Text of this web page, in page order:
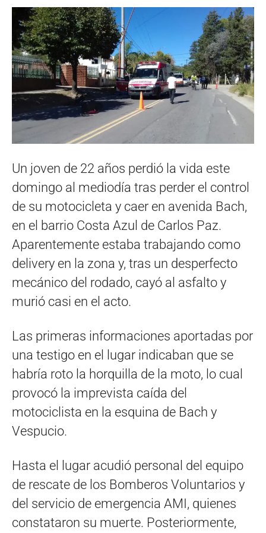
Un joven de 22 años perdió la vida este
domingo al mediodía tras perder el control
de su motocicleta y caer en avenida Bach,
en el barrio Costa Azul de Carlos Paz.
Aparentemente estaba trabajando como
delivery en la zona y, tras un desperfecto
mecánico del rodado, cayó al asfalto y
murió casi en el acto.
Las primeras informaciones aportadas por
una testigo en el lugar indicaban que se
habría roto la horquilla de la moto, lo cual
provocó la imprevista caída del
motociclista en la esquina de Bach y
Vespucio.
Hasta el lugar acudió personal del equipo
de rescate de los Bomberos Voluntarios y
del servicio de emergencia AMI, quienes
constataron su muerte. Posteriormente,